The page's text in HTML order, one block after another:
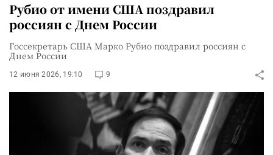
Рубио от имени США поздравил
россиян с Днем России
Госсекретарь США Марко Рубио поздравил россиян с
Днем России
12 июня 2026, 19:10 9